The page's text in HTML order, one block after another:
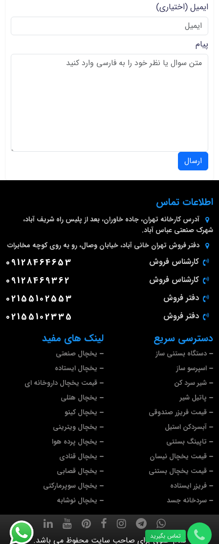
ایمیل(اختیاری)
پیام
ارسال
لینک های مفید
یخچال صنعتی
یخچال ایستاده
قیمت یخچال داروخانه ای
یخچال هتلی
یخچال کینو
یخچال ویترینی
یخچال پرده هوا
یخچال قنادی
یخچال قصابی
یخچال سوپرمارکتی
یخچال نوشابه
دسترسی سریع
دستگاه بستنی ساز
اسپرسو ساز
شیر سرد کن
پاتیل شیر
قیمت فریزر صندوقی
آبسردکن استیل
تاپینگ بستنی
قیمت یخچال نیسان
قیمت یخچال بستنی
فریزر ایستاده
سردخانه جسد
اطلاعات تماس
آدرس کارخانه تهران، جاده خاوران، بعد از پلیس راه شریف آباد،
شهرک صنعتی عباس آباد.
دفتر فروش تهران خانی آباد، خیابان وصال، رو به روی کوچه مخابرات
کارشناس فروش 09128464653
کارشناس فروش 09128469362
دفتر فروش 02155102553
دفتر فروش 02155102335
تمام حقوق برای صاحب سایت محفوظ می باشد.
تماس بگیرید